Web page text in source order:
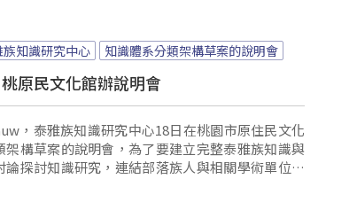
族知識研究中心 知識體系分類架構草案的說明會
原民文化館辦說明會
，泰雅族知識研究中心18日在桃園市原住民文化
構草案的說明會，為了要建立完整泰雅族知識與
論探討知識研究，連結部落族人與相關學術單位，